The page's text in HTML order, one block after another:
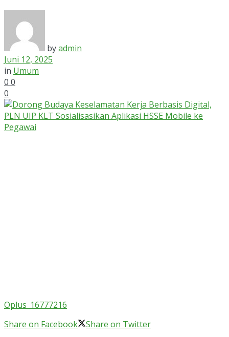
byadmin
Juni 12, 2025
in Umum
0 0
0
Oplus_16777216
Share on Facebook
Share on Twitter